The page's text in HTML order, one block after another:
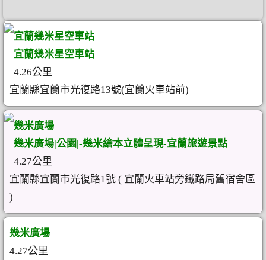
宜蘭幾米星空車站
宜蘭幾米星空車站
4.26公里
宜蘭縣宜蘭市光復路13號(宜蘭火車站前)
幾米廣場
幾米廣場|公園|-幾米繪本立體呈現-宜蘭旅遊景點
4.27公里
宜蘭縣宜蘭市光復路1號 ( 宜蘭火車站旁鐵路局舊宿舍區
)
幾米廣場
4.27公里